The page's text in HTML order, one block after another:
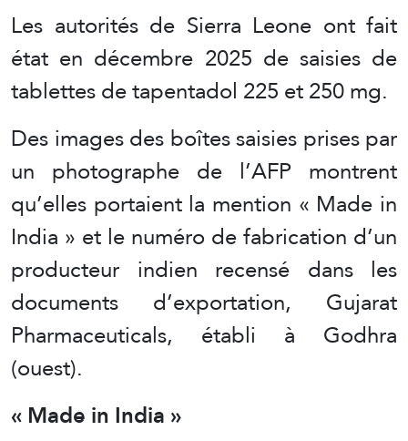
Les autorités de Sierra Leone ont fait
état en décembre 2025 de saisies de
tablettes de tapentadol 225 et 250 mg.
Des images des boîtes saisies prises par
un photographe de l’AFP montrent
qu’elles portaient la mention « Made in
India » et le numéro de fabrication d’un
producteur indien recensé dans les
documents d’exportation, Gujarat
Pharmaceuticals, établi à Godhra
(ouest).
« Made in India »